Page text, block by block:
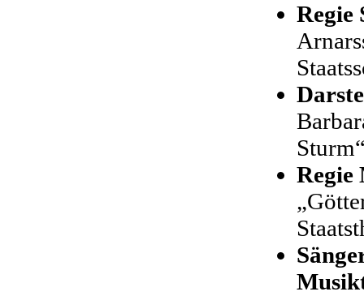
Regie
Regie